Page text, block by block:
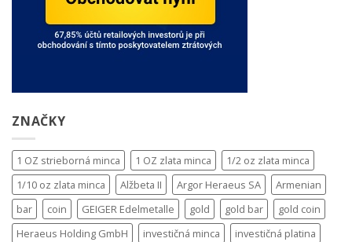
ZNAČKY
1 OZ strieborná minca 1 OZ zlata minca
1/2 oz zlata minca
1/10 oz zlata minca
Alžbeta II Argor Heraeus SA
Armenian
bar
coin GEIGER Edelmetalle gold gold bar
gold coin
Heraeus Holding GmbH
investičná minca
investičná platina